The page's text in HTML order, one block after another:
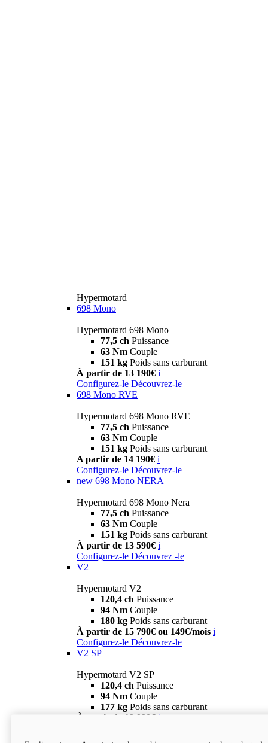
Hypermotard
698 Mono
Hypermotard 698 Mono
77,5 ch Puissance
63 Nm Couple
151 kg Poids sans carburant
À partir de 13 190€ i
Configurez-le Découvrez-le
698 Mono RVE
Hypermotard 698 Mono RVE
77,5 ch Puissance
63 Nm Couple
151 kg Poids sans carburant
A partir de 14 190€ i
Configurez-le Découvrez-le
new 698 Mono NERA
Hypermotard 698 Mono Nera
77,5 ch Puissance
63 Nm Couple
151 kg Poids sans carburant
À partir de 13 590€ i
Configurez-le Découvrez -le
V2
Hypermotard V2
120,4 ch Puissance
94 Nm Couple
180 kg Poids sans carburant
À partir de 15 790€ ou 149€/mois i
Configurez-le Découvrez-le
V2 SP
Hypermotard V2 SP
120,4 ch Puissance
94 Nm Couple
177 kg Poids sans carburant
À partir de 19 990€ i
new
V2 SP 100